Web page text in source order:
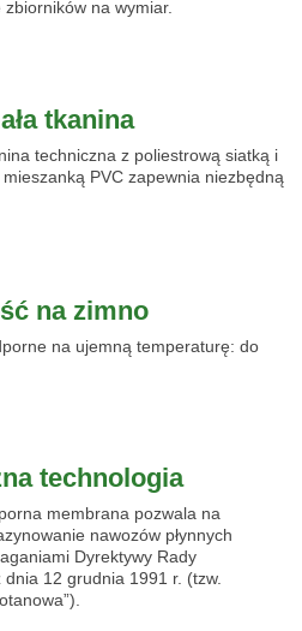
na wymiar.
tkanina
techniczna z poliestrową siatką i
PVC zapewnia niezbędną
na zimno
na ujemną temperaturę: do
technologia
membrana pozwala na
nawozów płynnych
Dyrektywy Rady
12 grudnia 1991 r. (tzw.